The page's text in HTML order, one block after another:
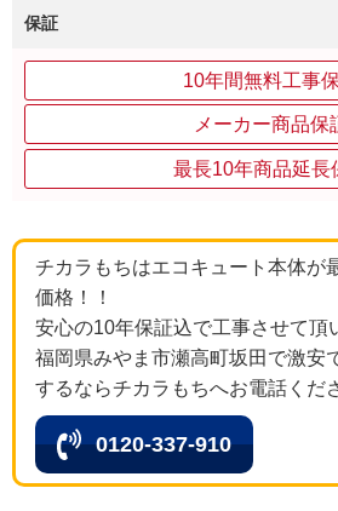
保証
10年間無料工事
メーカー商品保
最長10年商品延長
チカラもちはエコキュート本体が
価格！！
安心の10年保証込で工事させて頂
福岡県みやま市瀬高町坂田で激安
するならチカラもちへお電話くだ
0120-337-910